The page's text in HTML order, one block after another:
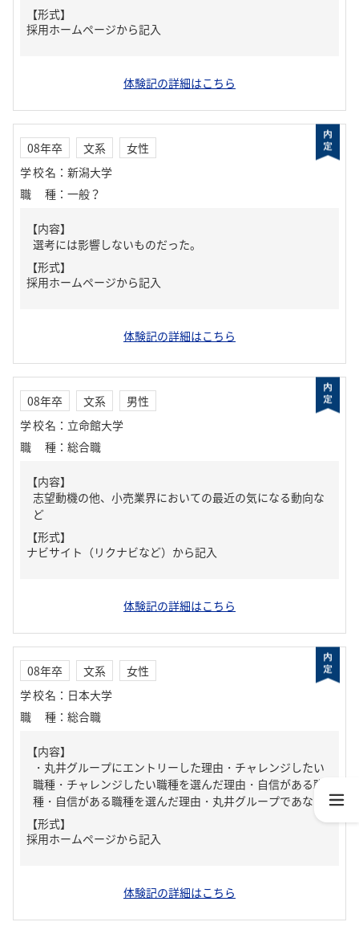
【形式】
採用ホームページから記入
体験記の詳細はこちら
08年卒 文系
女性
学校名 ： 新潟大学
職種 ： 一般？
【内容】
選考には影響しないものだった。
【形式】
採用ホームページから記入
体験記の詳細はこちら
08年卒 文系
男性
学校名 ： 立命館大学
職種 ： 総合職
【内容】
志望動機の他、小売業界においての最近の気になる動向な
ど
【形式】
ナビサイト（リクナビなど）から記入
体験記の詳細はこちら
08年卒 文系
女性
学校名 ： 日本大学
職種 ： 総合職
【内容】
・丸井グループにエントリーした理由・チャレンジしたい
職種・チャレンジしたい職種を選んだ理由・自信がある職
種・自信がある職種を選んだ理由・丸井グループであな...
【形式】
採用ホームページから記入
体験記の詳細はこちら